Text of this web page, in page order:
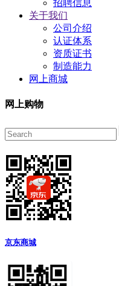
招聘信息
关于我们
公司介绍
认证体系
资质证书
制造能力
网上商城
网上购物
京东商城